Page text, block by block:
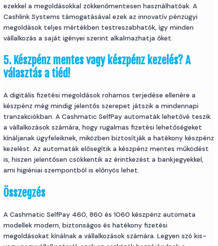
ezekkel a megoldásokkal zökkenőmentesen használhatóak. A
Cashlink Systems támogatásával ezek az innovatív pénzügyi
megoldások teljes mértékben testreszabhatók, így minden
vállalkozás a saját igényei szerint alkalmazhatja őket.
5. Készpénz mentes vagy készpénz kezelés? A
választás a tiéd!
A digitális fizetési megoldások rohamos terjedése ellenére a
készpénz még mindig jelentős szerepet játszik a mindennapi
tranzakciókban. A Cashmatic SelfPay automaták lehetővé teszik
a vállalkozások számára, hogy rugalmas fizetési lehetőségeket
kínáljanak ügyfeleiknek, miközben biztosítják a hatékony készpénz
kezelést. Az automaták elősegítik a készpénz mentes működést
is, hiszen jelentősen csökkentik az érintkezést a bankjegyekkel,
ami higiéniai szempontból is előnyös lehet.
Összegzés
A Cashmatic SelfPay 460, 860 és 1060 készpénz automata
modellek modern, biztonságos és hatékony fizetési
megoldásokat kínálnak a vállalkozások számára. Legyen szó kis-